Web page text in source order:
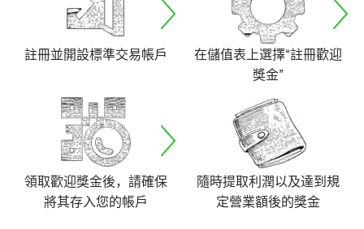
註冊並開設標準交易帳戶
在儲值表上選擇“註冊歡迎
獎金”
領取歡迎獎金後，請確保
將其存入您的帳戶
隨時提取利潤以及達到規
定營業額後的獎金